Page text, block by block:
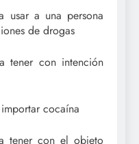
usar a una persona
de drogas
tener con intención
cocaína
tener con el objeto